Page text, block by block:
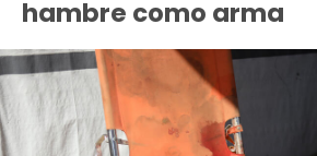
hambre como arma